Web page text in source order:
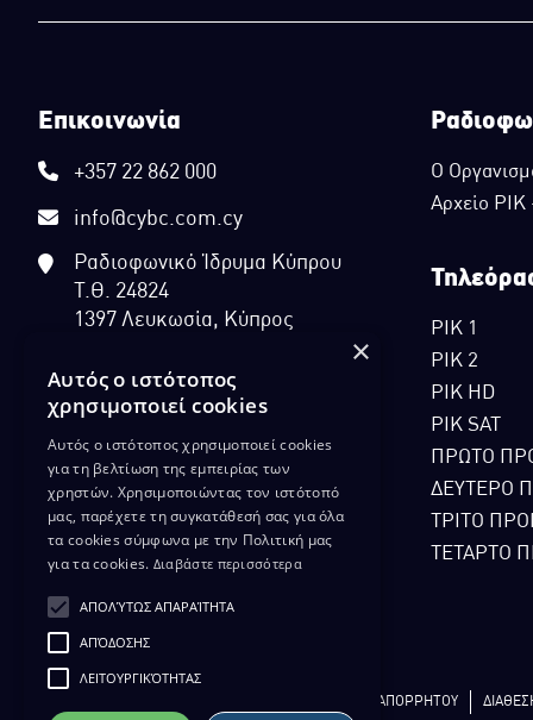
Επικοινωνία
+357 22 862 000
info@cybc.com.cy
Ραδιοφωνικό Ίδρυμα Κύπρου
Τ.Θ. 24824
1397 Λευκωσία, Κύπρος
Ο
Αρχείο
ΡΙΚ 1
ΡΙΚ 2
ΡΙΚ HD
ΡΙΚ SAT
ΠΡΩΤΟ
ΔΕΥΤΕΡΟ
ΤΡΙΤΟ
ΤΕΤΑΡΤΟ
ΠΟΛΙΤΙΚΗ ΑΠΟΡΡΗΤΟΥ
×
Αυτός ο ιστότοπος
χρησιμοποιεί cookies
Αυτός ο ιστότοπος χρησιμοποιεί cookies
για τη βελτίωση της εμπειρίας των
χρηστών. Χρησιμοποιώντας τον ιστότοπό
μας, παρέχετε τη συγκατάθεσή σας για όλα
τα cookies σύμφωνα με την Πολιτική μας
για τα cookies. Διαβάστε περισσότερα
ΑΠΟΛΎΤΩΣ ΑΠΑΡΑΊΤΗΤΑ
ΑΠΌΔΟΣΗΣ
ΛΕΙΤΟΥΡΓΙΚΌΤΗΤΑΣ